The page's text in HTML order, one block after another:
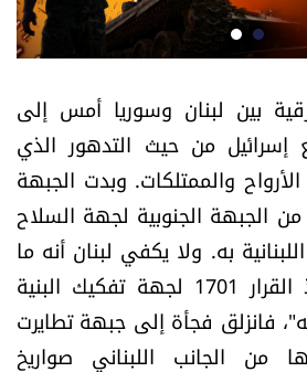
بين لبنان وسوريا أمس إلى
إسرائيل من حيث التدهور الذي
والممتلكات. وبدت الجبهة
الجبهة الجنوبية لجهة السلاح
به. ولا يكفي لبنان أنه ما
زال عالقاً في تنفيذ القرار 1701 لجهة تفكيك البنية
فانزلق فجأة إلى جبهة تطايرت
من الجانب اللبناني صواريخ